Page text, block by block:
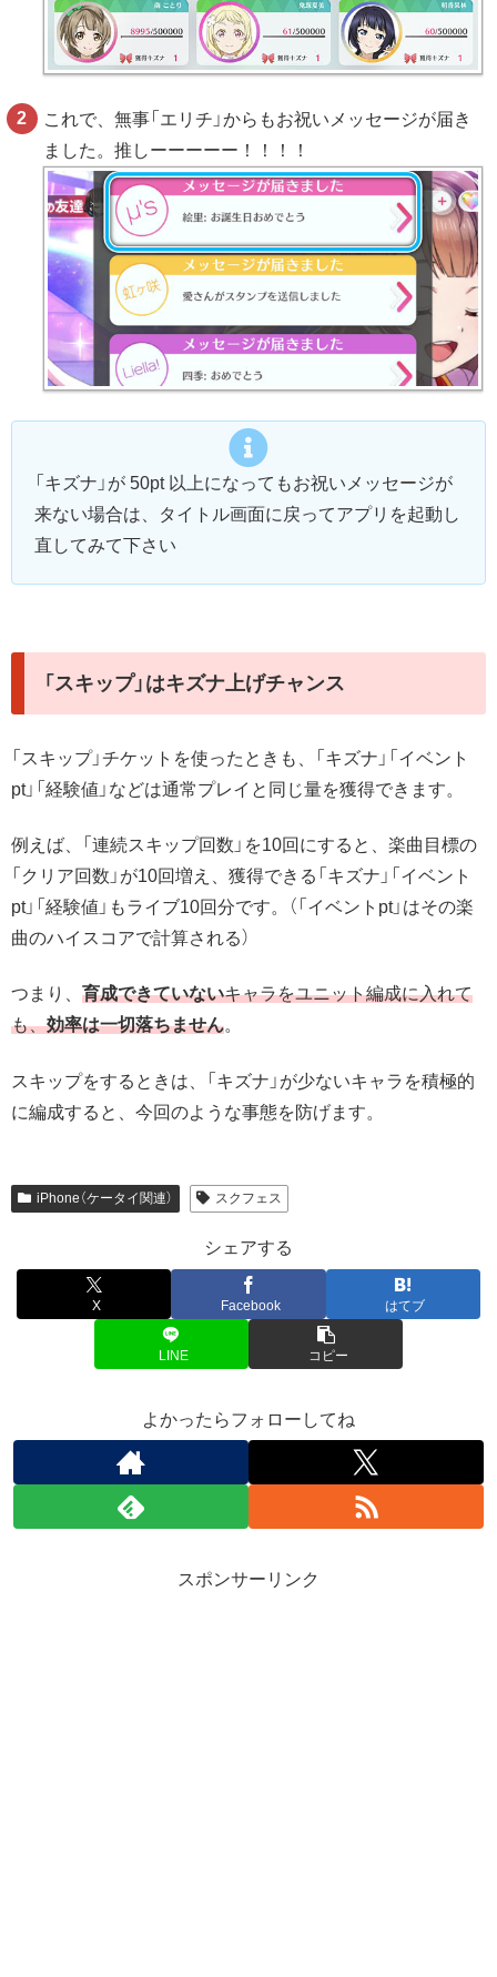
これで、無事「エリチ」からもお祝いメッセージが届き
ました。推しーーーーー！！！！
「キズナ」が 50pt 以上になってもお祝いメッセージが
来ない場合は、タイトル画面に戻ってアプリを起動し
直してみて下さい
「スキップ」はキズナ上げチャンス
「スキップ」チケットを使ったときも、「キズナ」「イベント
pt」「経験値」などは通常プレイと同じ量を獲得できます。
例えば、「連続スキップ回数」を10回にすると、楽曲目標の
「クリア回数」が10回増え、獲得できる「キズナ」「イベント
pt」「経験値」もライブ10回分です。（「イベントpt」はその楽
曲のハイスコアで計算される）
つまり、 育成できていないキャラをユニット編成に入れて
も、効率は一切落ちません。
スキップをするときは、「キズナ」が少ないキャラを積極的
に編成すると、今回のような事態を防げます。
iPhone（ケータイ関連） スクフェス
シェアする
X Facebook はてブ
LINE コピー
よかったらフォローしてね
スポンサーリンク